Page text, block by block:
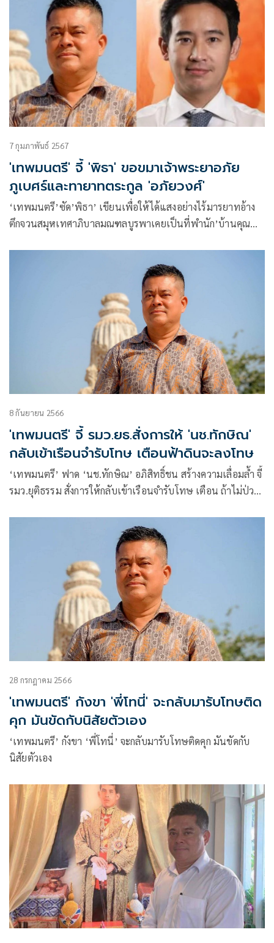
7 กุมภาพันธ์ 2567
'เทพมนตรี' จี้ 'พิธา' ขอขมาเจ้าพระยาอภัย
ภูเบศร์และทายาทตระกูล 'อภัยวงศ์'
‘เทพมนตรี’ซัด’พิธา’ เขียนเพื่อให้ได้แสงอย่างไร้มารยาทอ้าง
ตึกจวนสมุหเทศาภิบาลมณฑลบูรพาเคยเป็นที่พำนัก’บ้านคุณ
อภัยภูเบศร์และทายาทตระกูล’อภัยวงศ์’
8 กันยายน 2566
'เทพมนตรี' จี้ รมว.ยธ.สั่งการให้ 'นช.ทักษิณ'
กลับเข้าเรือนจำรับโทษ เตือนฟ้าดินจะลงโทษ
‘เทพมนตรี’ ฟาด ‘นช.ทักษิณ’ อภิสิทธิ์ชน สร้างความเลื่อมล้ำ จี้
รมว.ยุติธรรม สั่งการให้กลับเข้าเรือนจำรับโทษ เตือน ถ้าไม่ป่วย
28 กรกฎาคม 2566
'เทพมนตรี' กังขา 'พี่โทนี่' จะกลับมารับโทษติด
คุก มันขัดกับนิสัยตัวเอง
‘เทพมนตรี’ กังขา ‘พี่โทนี่’ จะกลับมารับโทษติดคุก มันขัดกับ
นิสัยตัวเอง